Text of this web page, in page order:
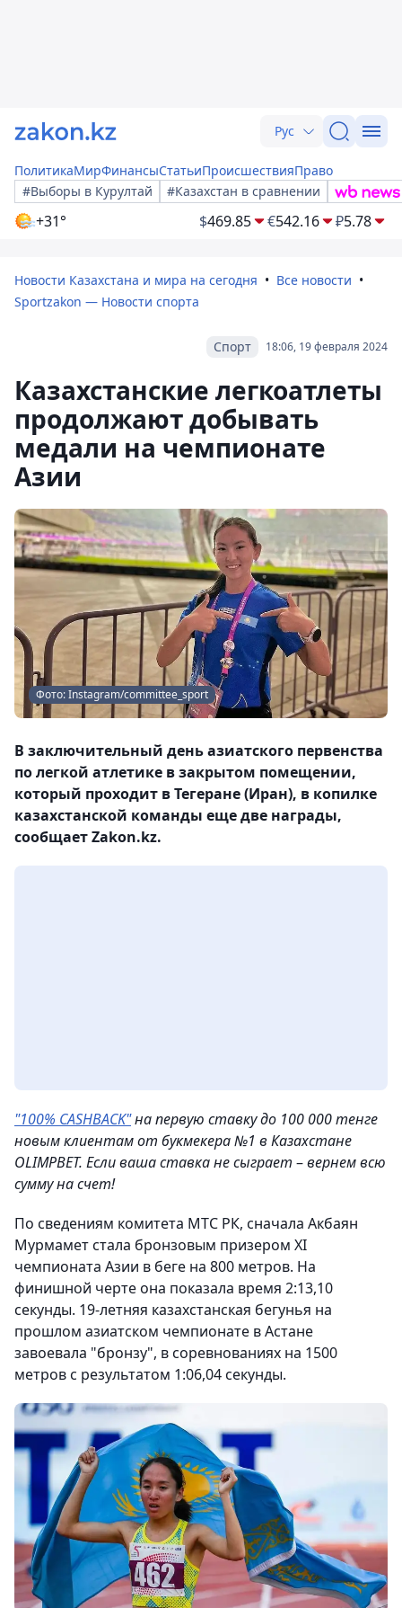
Рус
ПолитикаМирФинансыСтатьиПроисшествияПраво
#Выборы в Курултай
#Казахстан в сравнении
+31° $469.85 €542.16 ₽5.78
Новости Казахстана и мира на сегодня
Все новости
Sportzakon — Новости спорта
18:06, 19 февраля 2024
Спорт
Казахстанские легкоатлеты
продолжают добывать
медали на чемпионате
Азии
Фото: Instagram/committee_sport
В заключительный день азиатского первенства
по легкой атлетике в закрытом помещении,
который проходит в Тегеране (Иран), в копилке
казахстанской команды еще две награды,
сообщает Zakon.kz.
"100% CASHBACK"на первую ставку до 100 000 тенге
новым клиентам от букмекера №1 в Казахстане
OLIMPBET. Если ваша ставка не сыграет –вернем всю
сумму на счeт!
По сведениям комитета МТС РК, сначала Акбаян
Мурмамет стала бронзовым призером XI
чемпионата Азии в беге на 800 метров. На
финишной черте она показала время 2:13,10
секунды. 19-летняя казахстанская бегунья на
прошлом азиатском чемпионате в Астане
завоевала "бронзу", в соревнованиях на 1500
метров с результатом 1:06,04 секунды.